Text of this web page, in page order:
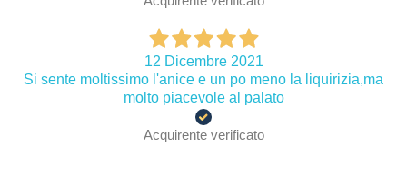
12 Dicembre 2021
Si sente moltissimo l'anice e un po meno la liquirizia,ma
molto piacevole al palato
Acquirente verificato